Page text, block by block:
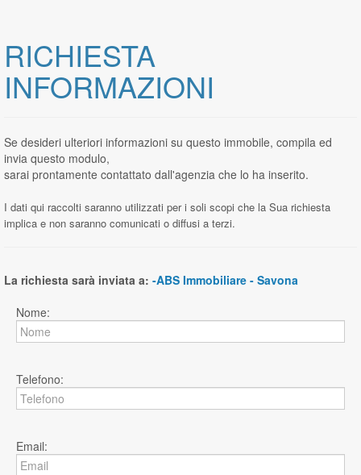
RICHIESTA
INFORMAZIONI
Se desideri ulteriori informazioni su questo immobile, compila ed
invia questo modulo,
sarai prontamente contattato dall'agenzia che lo ha inserito.
I dati qui raccolti saranno utilizzati per i soli scopi che la Sua richiesta
implica e non saranno comunicati o diffusi a terzi.
La richiesta sarà inviata a: -ABS Immobiliare - Savona
Nome:
Telefono:
Email: